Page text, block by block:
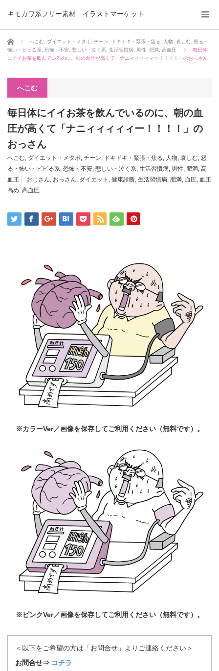
キモカワ系フリー素材 イラストマーケット
ホーム へこむ ダイエット・メタボ チーン ドキドキ・緊張・焦る 人物 哀しむ 怒る・
怖い・ビビる系
恐怖・不安 悲しい・泣く系 生活習慣病 男性 肥満 高血圧
毎日体
にイイお茶を飲んでいるのに、朝の血圧が高くて「ナニィィィィィー！！！！」のおっさん
へこむ
毎日体にイイお茶を飲んでいるのに、朝の血
圧が高くて「ナニィィィィィー！！！！」の
おっさん
へこむ, ダイエット・メタボ, チーン, ドキドキ・緊張・焦る, 人物, 哀しむ, 怒
る・怖い・ビビる系, 恐怖・不安, 悲しい・泣く系, 生活習慣病, 男性, 肥満, 高
血圧
おじさん, おっさん, ダイエット , 健康診断, 生活習慣病, 肥満, 血圧, 血圧
高め, 高血圧
※カラーVer／画像を保存してご利用ください（無料です）。
※ピンクVer／画像を保存してご利用ください（無料です）。
＜以下をご希望の方は「お問合せ」よりご連絡ください＞
お問合せ⇒ コチラ